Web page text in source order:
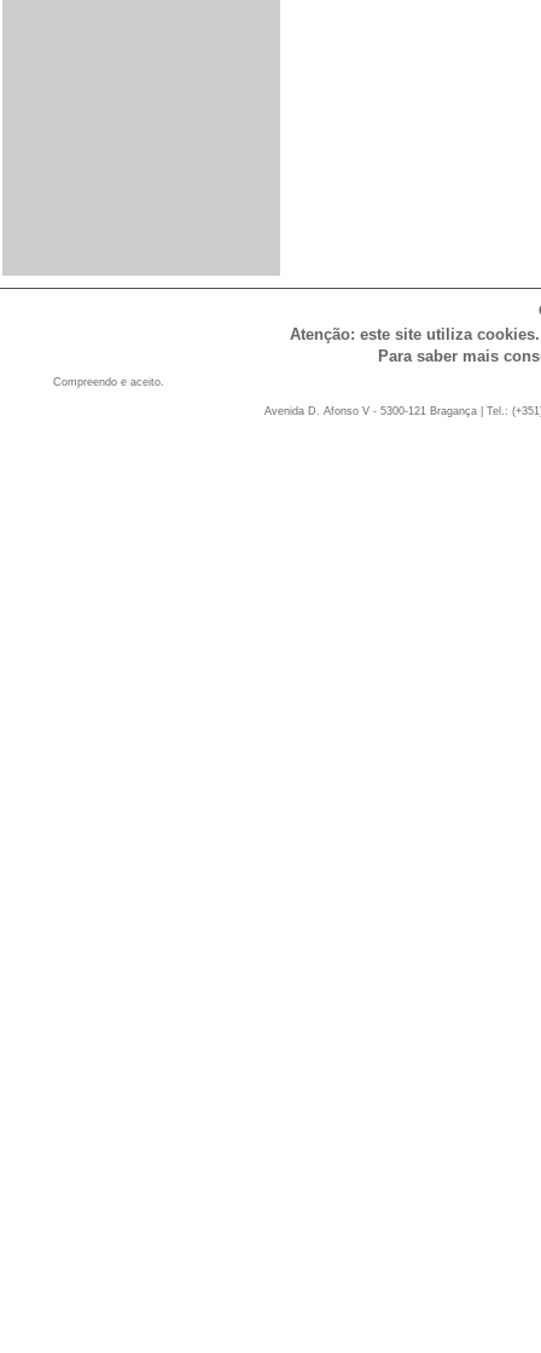
Atenção: este site utiliza
Para saber mais
Compreendo e aceito.
Avenida D. Afonso V - 5300-121 Bragança | Tel.: